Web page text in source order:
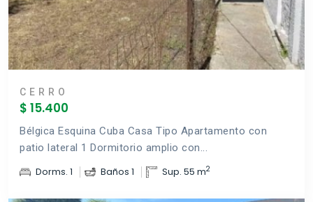
CERRO
$ 15.400
Bélgica Esquina Cuba Casa Tipo Apartamento con
patio lateral 1 Dormitorio amplio con...
Dorms. 1 Baños 1 Sup. 55 m2